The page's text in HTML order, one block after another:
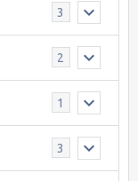
3
2
1
3